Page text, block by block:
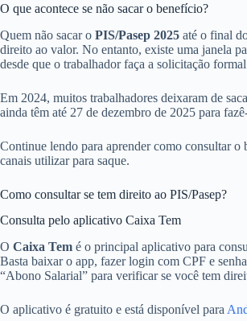
O que acontece se não sacar o benefício?
Quem não sacar o PIS/Pasep 2025 até o final
direito ao valor. No entanto, existe uma janela
desde que o trabalhador faça a solicitação
Em 2024, muitos trabalhadores deixaram de
ainda têm até 27 de dezembro de 2025 para
Continue lendo para aprender como consultar o
canais utilizar para saque.
Como consultar se tem direito ao PIS/Pasep?
Consulta pelo aplicativo Caixa Tem
O Caixa Tem é o principal aplicativo para
Basta baixar o app, fazer login com CPF e
“Abono Salarial” para verificar se você tem
O aplicativo é gratuito e está disponível para